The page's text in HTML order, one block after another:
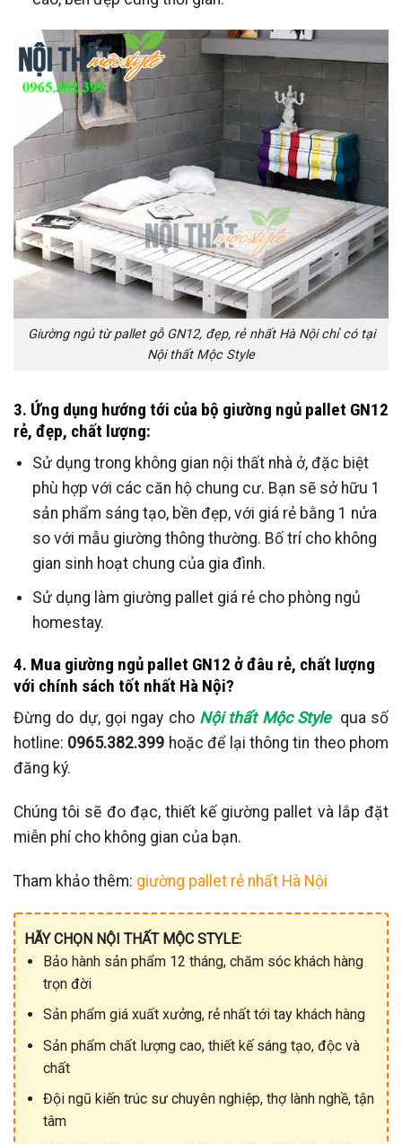
Giường ngủ từ pallet gỗ GN12, đẹp, rẻ nhất Hà Nội chỉ có tại
Nội thất Mộc Style
3. Ứng dụng hướng tới của bộ giường ngủ pallet GN12
rẻ, đẹp, chất lượng:
Sử dụng trong không gian nội thất nhà ở, đặc biệt
phù hợp với các căn hộ chung cư. Bạn sẽ sở hữu 1
sản phẩm sáng tạo, bền đẹp, với giá rẻ bằng 1 nửa
so với mẫu giường thông thường. Bố trí cho không
gian sinh hoạt chung của gia đình.
Sử dụng làm giường pallet giá rẻ cho phòng ngủ
homestay.
4. Mua giường ngủ pallet GN12 ở đâu rẻ, chất lượng
với chính sách tốt nhất Hà Nội?
Đừng do dự, gọi ngay cho Nội thất Mộc Style qua số
hotline: 0965.382.399 hoặc để lại thông tin theo phom
đăng ký.
Chúng tôi sẽ đo đạc, thiết kế giường pallet và lắp đặt
miễn phí cho không gian của bạn.
Tham khảo thêm: giường pallet rẻ nhất Hà Nội
HÃY CHỌN NỘI THẤT MỘC STYLE:
Bảo hành sản phẩm 12 tháng, chăm sóc khách hàng
trọn đời
Sản phẩm giá xuất xưởng, rẻ nhất tới tay khách hàng
Sản phẩm chất lượng cao, thiết kế sáng tạo, độc và
chất
Đội ngũ kiến trúc sư chuyên nghiệp, thợ lành nghề, tận
tâm